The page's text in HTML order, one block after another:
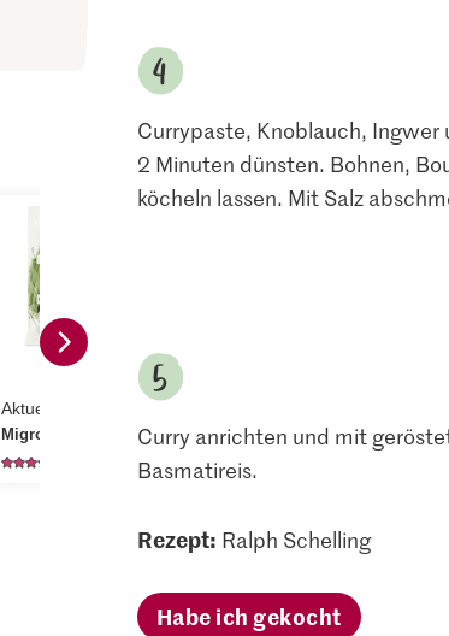
Aktueller Tagespreis
Migros Bohnen
Würfel
Currypaste, Knoblauch,
2 Minuten dünsten. Bohnen,
köcheln lassen. Mit Salz
Curry anrichten und mit
Basmatireis.
Rezept: Ralph Schelling
Habe ich gekocht